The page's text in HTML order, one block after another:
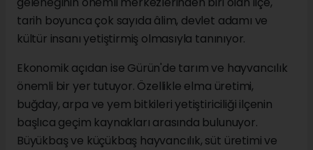
tarih boyunca çok sayıda âlim, devlet adamı ve
kültür insanı yetiştirmiş olmasıyla tanınıyor.
Ekonomik açıdan ise Gürün'de tarım ve hayvancılık
önemli bir yer tutuyor. Özellikle elma üretimi,
buğday, arpa ve yem bitkileri yetiştiriciliği ilçenin
başlıca geçim kaynakları arasında bulunuyor.
Büyükbaş ve küçükbaş hayvancılık, süt üretimi ve